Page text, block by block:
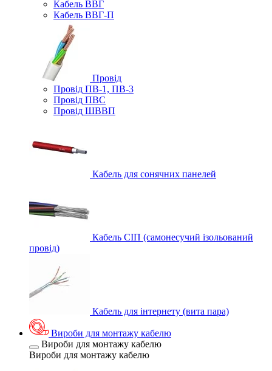
Кабель ВВГ
Кабель ВВГ-П
Провід
Провід ПВ-1, ПВ-3
Провід ПВС
Провід ШВВП
Кабель для сонячних панелей
Кабель СІП (самонесучий ізольований
провід)
Кабель для інтернету (вита пара)
Вироби для монтажу кабелю
Вироби для монтажу кабелю
Вироби для монтажу кабелю